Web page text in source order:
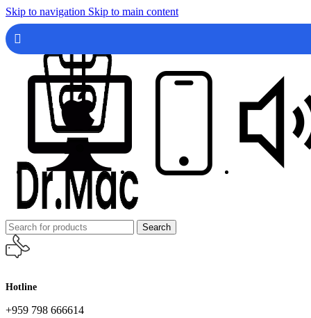
Skip to navigation Skip to main content
Search
Hotline
+959 798 666614